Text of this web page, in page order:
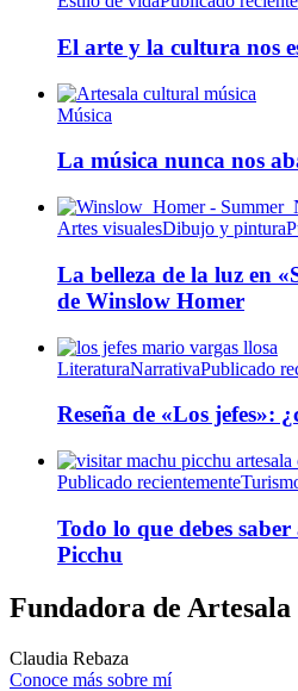
El arte y la cultura nos
Música
La música nunca nos
Artes visualesDibujo y pintura
La belleza de la luz en
de Winslow Homer
LiteraturaNarrativaPublicado
Reseña de «Los jefes»:
Publicado recientemente
Todo lo que debes
Picchu
Fundadora de
Claudia Rebaza
Conoce más sobre mí